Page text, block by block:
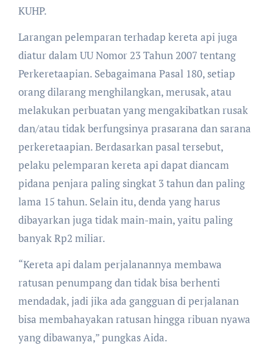
KUHP.
Larangan pelemparan terhadap kereta api juga
diatur dalam UU Nomor 23 Tahun 2007 tentang
Perkeretaapian. Sebagaimana Pasal 180, setiap
orang dilarang menghilangkan, merusak, atau
melakukan perbuatan yang mengakibatkan rusak
dan/atau tidak berfungsinya prasarana dan sarana
perkeretaapian. Berdasarkan pasal tersebut,
pelaku pelemparan kereta api dapat diancam
pidana penjara paling singkat 3 tahun dan paling
lama 15 tahun. Selain itu, denda yang harus
dibayarkan juga tidak main-main, yaitu paling
banyak Rp2 miliar.
“Kereta api dalam perjalanannya membawa
ratusan penumpang dan tidak bisa berhenti
mendadak, jadi jika ada gangguan di perjalanan
bisa membahayakan ratusan hingga ribuan nyawa
yang dibawanya,” pungkas Aida.